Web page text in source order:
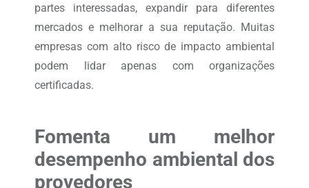
partes interessadas, expandir para diferentes
mercados e melhorar a sua reputação. Muitas
empresas com alto risco de impacto ambiental
podem lidar apenas com organizações
certificadas.
Fomenta um melhor
desempenho ambiental dos
provedores